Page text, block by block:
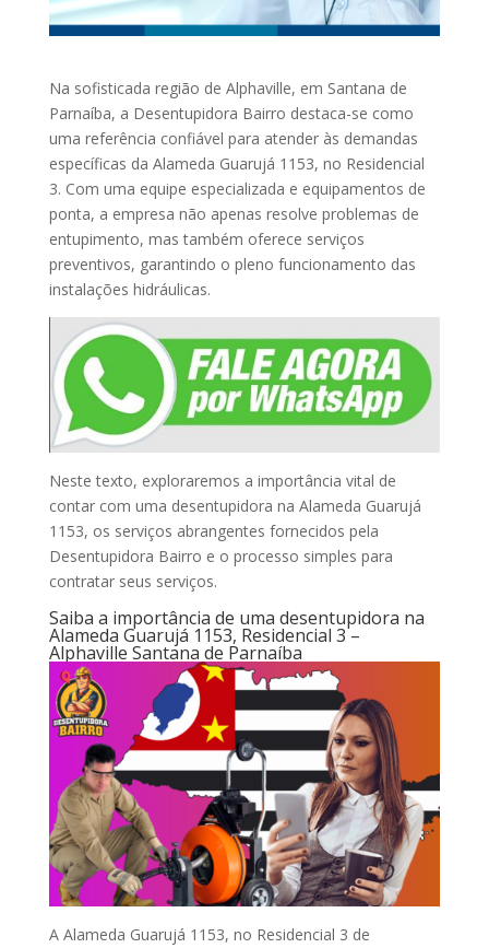
Na sofisticada região de Alphaville, em Santana de
Parnaíba, a Desentupidora Bairro destaca-se como
uma referência confiável para atender às demandas
específicas da Alameda Guarujá 1153, no Residencial
3. Com uma equipe especializada e equipamentos de
ponta, a empresa não apenas resolve problemas de
entupimento, mas também oferece serviços
preventivos, garantindo o pleno funcionamento das
instalações hidráulicas.
Neste texto, exploraremos a importância vital de
contar com uma desentupidora na Alameda Guarujá
1153, os serviços abrangentes fornecidos pela
Desentupidora Bairro e o processo simples para
contratar seus serviços.
Saiba a importância de uma desentupidora na
Alameda Guarujá 1153, Residencial 3 –
Alphaville Santana de Parnaíba
A Alameda Guarujá 1153, no Residencial 3 de